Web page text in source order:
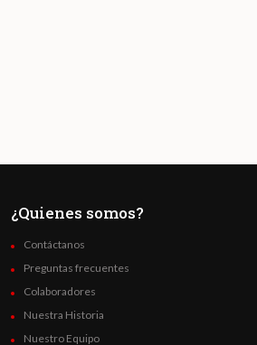
¿Quienes somos?
Contáctanos
Preguntas frecuentes
Colaboradores
Nuestra Historia
Nuestro Equipo